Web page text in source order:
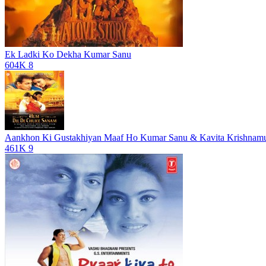
Ek Ladki Ko Dekha Kumar Sanu
604K 8
Aankhon Ki Gustakhiyan Maaf Ho Kumar Sanu & Kavita
461K 9